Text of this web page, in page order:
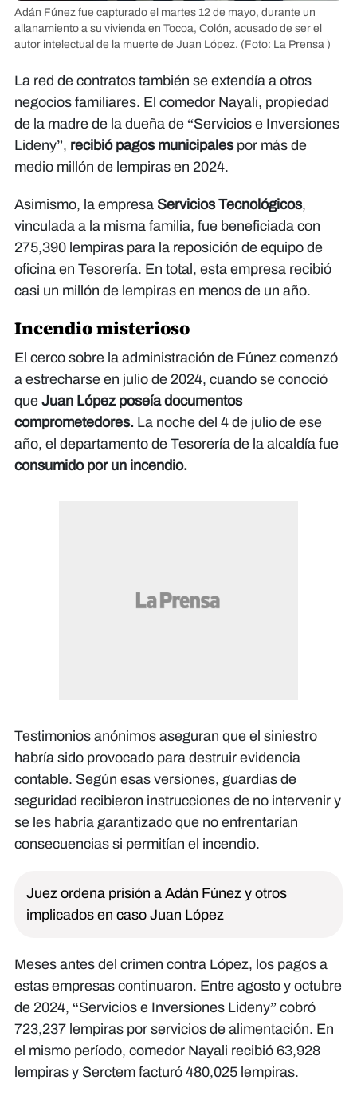
Adán Fúnez fue capturado el martes 12 de mayo, durante un
allanamiento a su vivienda en Tocoa, Colón, acusado de ser el
autor intelectual de la muerte de Juan López. (Foto: La Prensa )
La red de contratos también se extendía a otros
negocios familiares. El comedor Nayali, propiedad
de la madre de la dueña de “Servicios e Inversiones
Lideny”, recibió pagos municipalespor más de
medio millón de lempiras en 2024.
Asimismo, la empresa Servicios Tecnológicos,
vinculada a la misma familia, fue beneficiada con
275,390 lempiras para la reposición de equipo de
oficina en Tesorería. En total, esta empresa recibió
casi un millón de lempiras en menos de un año.
Incendio misterioso
El cerco sobre la administración de Fúnez comenzó
a estrecharse en julio de 2024, cuando se conoció
que Juan López poseía documentos
comprometedores. La noche del 4 de julio de ese
año, el departamento de Tesorería de la alcaldía fue
consumido por un incendio.
Testimonios anónimos aseguran que el siniestro
habría sido provocado para destruir evidencia
contable. Según esas versiones, guardias de
seguridad recibieron instrucciones de no intervenir y
se les habría garantizado que no enfrentarían
consecuencias si permitían el incendio.
Juez ordena prisión a Adán Fúnez y otros
implicados en caso Juan López
Meses antes del crimen contra López, los pagos a
estas empresas continuaron. Entre agosto y octubre
de 2024, “Servicios e Inversiones Lideny” cobró
723,237 lempiras por servicios de alimentación. En
el mismo período, comedor Nayali recibió 63,928
lempiras y Serctem facturó 480,025 lempiras.